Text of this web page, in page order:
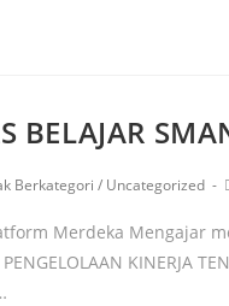
BELAJAR
Berkategori / Uncategorized
Merdeka Mengajar
PENGELOLAAN KINERJA